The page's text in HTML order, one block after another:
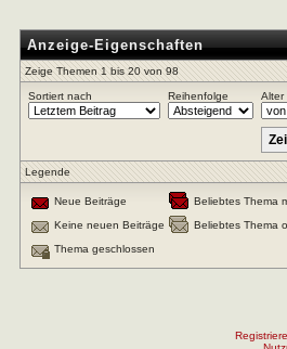
Anzeige-Eigenschaften
Zeige Themen 1 bis 20 von 98
Sortiert nach Reihenfolge Alter
Legende
Neue Beiträge
Beliebtes Thema
Keine neuen Beiträge
Beliebtes Thema
Thema geschlossen